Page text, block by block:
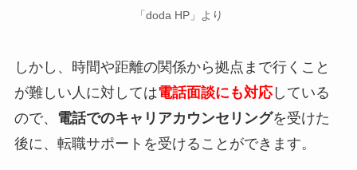
「doda HP」より
しかし、時間や距離の関係から拠点まで行くこと
が難しい人に対しては電話面談にも対応している
ので、 電話でのキャリアカウンセリングを受けた
後に、転職サポートを受けることができます。